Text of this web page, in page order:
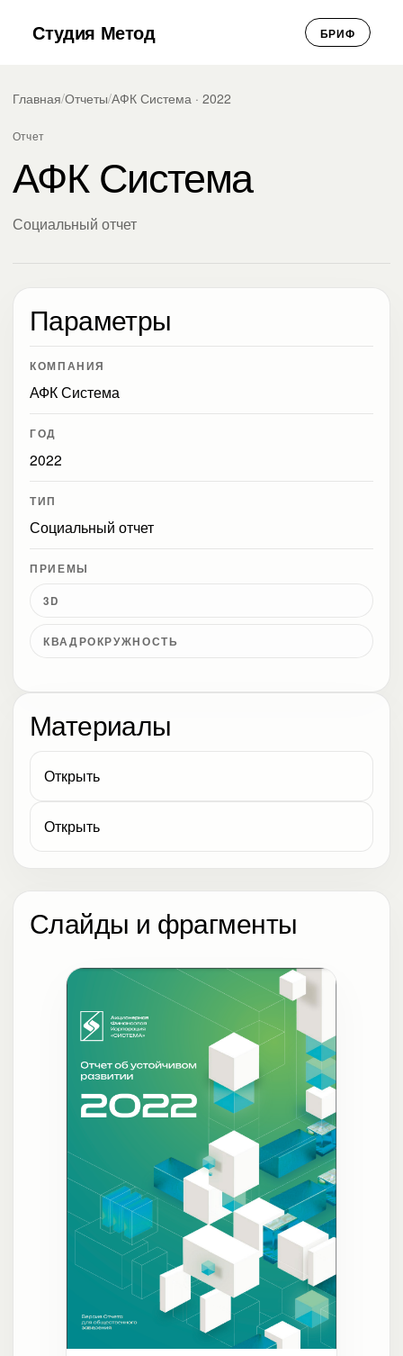
Студия Метод БРИФ
Главная/Отчеты/АФК Система · 2022
Отчет
АФК Система
Социальный отчет
Параметры
КОМПАНИЯ
АФК Система
ГОД
2022
ТИП
Социальный отчет
ПРИЕМЫ
3D
КВАДРОКРУЖНОСТЬ
Материалы
Открыть
Открыть
Слайды и фрагменты